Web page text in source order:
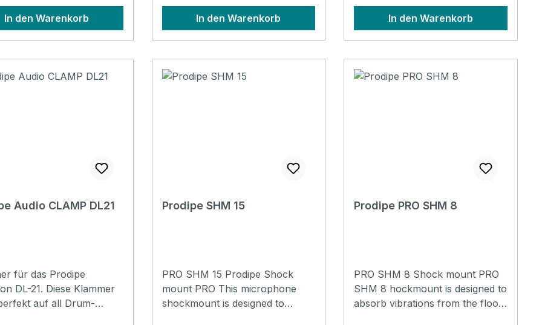
C ohne jegliche
am Instrument
sodass sie leicht im
kann und eine perfekte
für einen präzisen,
In den Warenkorb In den Warenkorb In den Warenkorb
Audio CLAMP DL21
für das Prodipe
Diese Klammer
auf all Drum-
Prodipe SHM 15
PRO SHM 15 Prodipe Shock
mount PRO This microphone
shockmount is designed to
Prodipe PRO SHM 8
PRO SHM 8 Shock mount PRO
SHM 8 hockmount is designed to
absorb vibrations from the floor